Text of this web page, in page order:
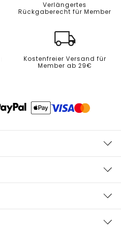
Verlängertes
Rückgaberecht für Member
Kostenfreier Versand für
Member ab 29€